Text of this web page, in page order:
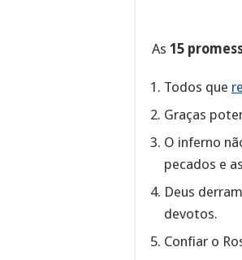
As 15
Todos que
Graças
O inferno
pecados e
Deus
devotos.
Confiar o